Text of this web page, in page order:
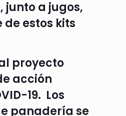
junto a jugos,
estos kits
proyecto
acción
19. Los
panadería se